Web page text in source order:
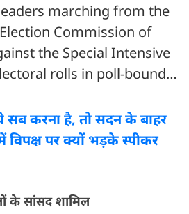
marching from the
Commission of
the Special Intensive
rolls in poll-bound…
करना है, तो सदन के बाहर
पर क्यों भड़के स्पीकर
के सांसद शामिल